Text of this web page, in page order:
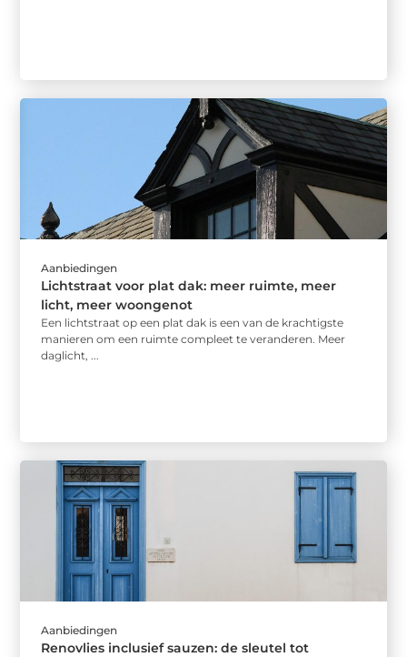
Aanbiedingen
Lichtstraat voor plat dak: meer ruimte, meer
licht, meer woongenot
Een lichtstraat op een plat dak is een van de krachtigste
manieren om een ruimte compleet te veranderen. Meer
daglicht, ...
Aanbiedingen
Renovlies inclusief sauzen: de sleutel tot